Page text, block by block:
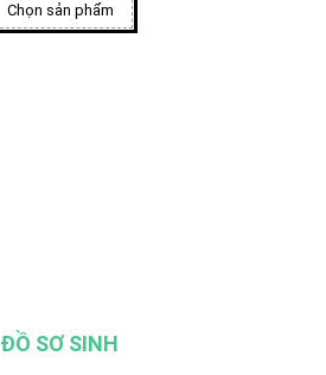
Chọn sản phẩm
ĐỒ SƠ SINH